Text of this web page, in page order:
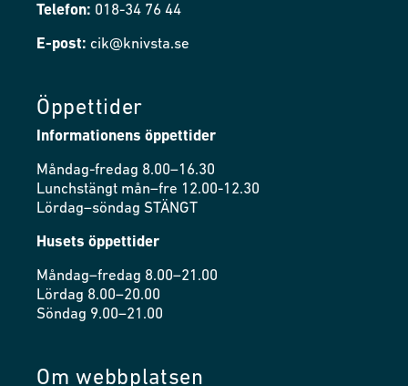
Telefon: 018-34 76 44
E-post: cik@knivsta.se
Öppettider
Informationens öppettider
Måndag-fredag 8.00–16.30
Lunchstängt mån–fre 12.00-12.30
Lördag–söndag STÄNGT
Husets öppettider
Måndag–fredag 8.00–21.00
Lördag 8.00–20.00
Söndag 9.00–21.00
Om webbplatsen